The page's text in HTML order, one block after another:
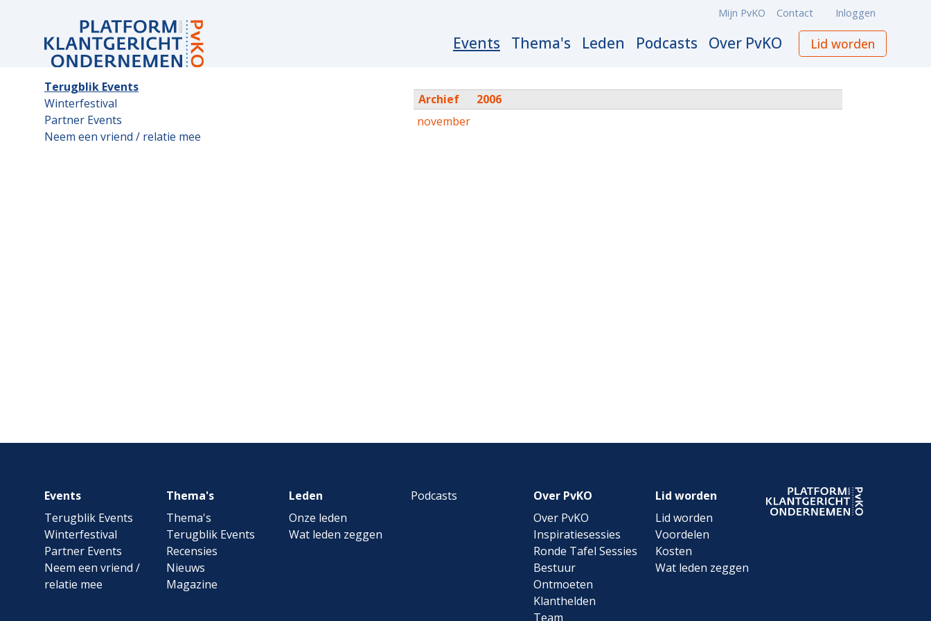
navigation
Events Thema's Leden Podcasts Over PvKO Lid worden
Meta
Mijn PvKO Contact Inloggen
Archief
2006
november
Sub
navigation
Terugblik Events
Winterfestival
Partner Events
Neem een vriend / relatie mee
Footer
navigation
Events
Terugblik Events
Winterfestival
Partner Events
Neem een vriend /
relatie mee
Thema's
Thema's
Terugblik Events
Recensies
Nieuws
Magazine
Leden
Onze leden
Wat leden zeggen
Podcasts
Over PvKO
Over PvKO
Inspiratiesessies
Ronde Tafel Sessies
Bestuur
Ontmoeten
Klanthelden
Team
Lid worden
Lid worden
Voordelen
Kosten
Wat leden zeggen